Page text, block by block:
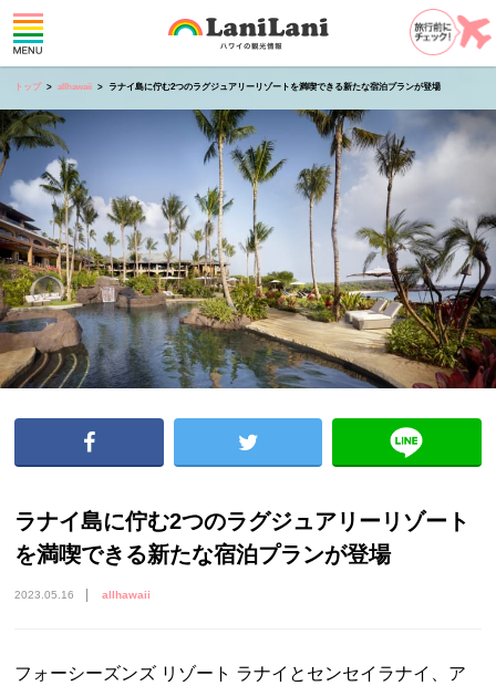
トップ allhawaii ラナイ島に佇む2つのラグジュアリーリゾートを満喫できる新たな宿泊プランが登場
ラナイ島に佇む2つのラグジュアリーリゾート
を満喫できる新たな宿泊プランが登場
2023.05.16 allhawaii
フォーシーズンズ リゾート ラナイとセンセイラナイ、ア